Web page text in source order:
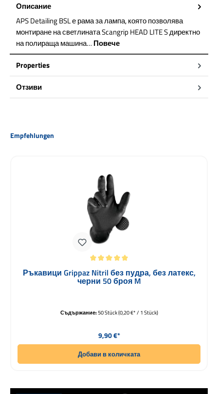
Описание
APS Detailing BSL е рама за лампа, която позволява
монтиране на светлината Scangrip HEAD LITE S директно
на полираща машина… Повече
Properties
Отзиви
Пропуснете продуктовата галерия
Empfehlungen
Средна оценка за 5 от 5 звезди
Ръкавици Grippaz Nitril без пудра, без латекс,
черни 50 броя M
Съдържание:50 Stück(0,20 €* / 1 Stück)
Редовна цена:
9,90 €*
Добави в количката